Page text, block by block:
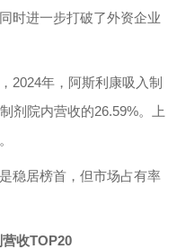
时进一步打破了外资企业
2024年，阿斯利康吸入制
剂院内营收的26.59%。上
稳居榜首，但市场占有率
收TOP20